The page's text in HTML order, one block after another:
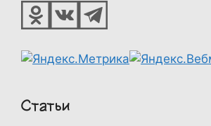
Статьи